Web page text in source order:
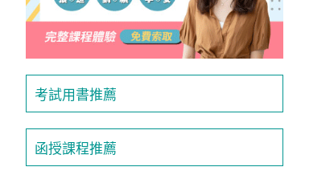
考試用書推薦
函授課程推薦